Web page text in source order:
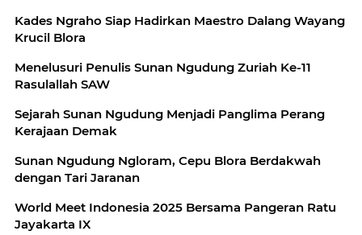
Kades Ngraho Siap Hadirkan Maestro Dalang Wayang
Krucil Blora
Menelusuri Penulis Sunan Ngudung Zuriah Ke-11
Rasulallah SAW
Sejarah Sunan Ngudung Menjadi Panglima Perang
Kerajaan Demak
Sunan Ngudung Ngloram, Cepu Blora Berdakwah
dengan Tari Jaranan
World Meet Indonesia 2025 Bersama Pangeran Ratu
Jayakarta IX